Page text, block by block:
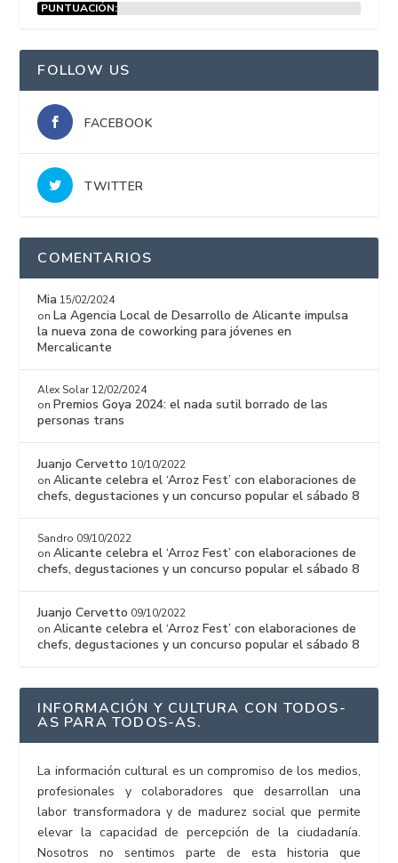
PUNTUACIÓN:
FOLLOW US
FACEBOOK
TWITTER
COMENTARIOS
Mia 15/02/2024
on La Agencia Local de Desarrollo de Alicante impulsa
la nueva zona de coworking para jóvenes en
Mercalicante
Alex Solar 12/02/2024
on Premios Goya 2024: el nada sutil borrado de las
personas trans
Juanjo Cervetto 10/10/2022
onAlicante celebra el ‘Arroz Fest’ con elaboraciones de
chefs, degustaciones y un concurso popular el sábado 8
Sandro 09/10/2022
onAlicante celebra el ‘Arroz Fest’ con elaboraciones de
chefs, degustaciones y un concurso popular el sábado 8
Juanjo Cervetto 09/10/2022
onAlicante celebra el ‘Arroz Fest’ con elaboraciones de
chefs, degustaciones y un concurso popular el sábado 8
INFORMACIÓN Y CULTURA CON TODOS-
AS PARA TODOS-AS.
La información cultural es un compromiso de los medios,
profesionales y colaboradores que desarrollan una
labor transformadora y de madurez social que permite
elevar la capacidad de percepción de la ciudadanía.
Nosotros no sentimos parte de esta historia que